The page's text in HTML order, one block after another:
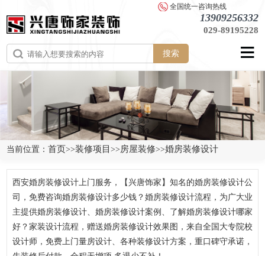
全国统一咨询热线
13909256332
029-89195228
搜索
当前位置：首页>>装修项目>>房屋装修>>婚房装修设计
西安婚房装修设计上门服务，【兴唐饰家】知名的婚房装修设计公
司，免费咨询婚房装修设计多少钱？婚房装修设计流程，为广大业
主提供婚房装修设计、婚房装修设计案例、了解婚房装修设计哪家
好？家装设计流程，赠送婚房装修设计效果图，来自全国大专院校
设计师，免费上门量房设计、各种装修设计方案，重口碑守承诺，